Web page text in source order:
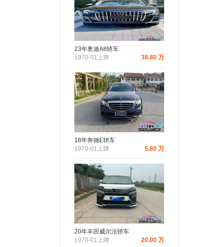
23年奥迪A8轿车
1970-01上牌
38.80 万
18年奔驰E轿车
1970-01上牌
5.80 万
20年丰田威尔法轿车
1970-01上牌
20.00 万